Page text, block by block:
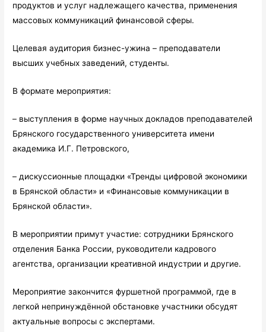
продуктов и услуг надлежащего качества, применения
массовых коммуникаций финансовой сферы.
Целевая аудитория бизнес-ужина – преподаватели
высших учебных заведений, студенты.
В формате мероприятия:
– выступления в форме научных докладов преподавателей
Брянского государственного университета имени
академика И.Г. Петровского,
– дискуссионные площадки «Тренды цифровой экономики
в Брянской области» и «Финансовые коммуникации в
Брянской области».
В мероприятии примут участие: сотрудники Брянского
отделения Банка России, руководители кадрового
агентства, организации креативной индустрии и другие.
Мероприятие закончится фуршетной программой, где в
легкой непринуждённой обстановке участники обсудят
актуальные вопросы с экспертами.